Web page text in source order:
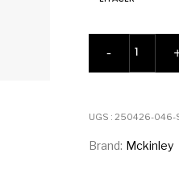
-
UGS : 250426-046-
Brand: Mckinley